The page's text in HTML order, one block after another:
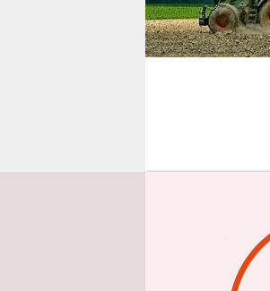
abo
genossenschaft